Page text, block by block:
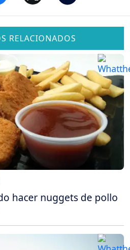
RELACIONADOS
hacer nuggets de pollo